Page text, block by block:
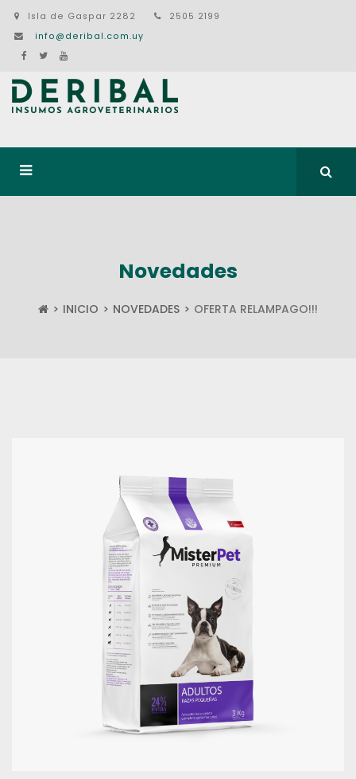
Isla de Gaspar 2282
2505 2199
info@deribal.com.uy
Novedades
INICIO NOVEDADES OFERTA RELAMPAGO!!!